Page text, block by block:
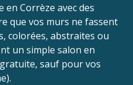
en Corrèze avec des
que vos murs ne fassent
colorées, abstraites ou
un simple salon en
sauf pour vos